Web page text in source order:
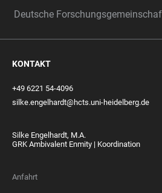
Deutsche
KONTAKT
+49 6221 54-4096
silke.engelhardt@hcts.uni-heidelberg.de
Silke Engelhardt, M.A.
GRK Ambivalent Enmity | Koordination
Anfahrt